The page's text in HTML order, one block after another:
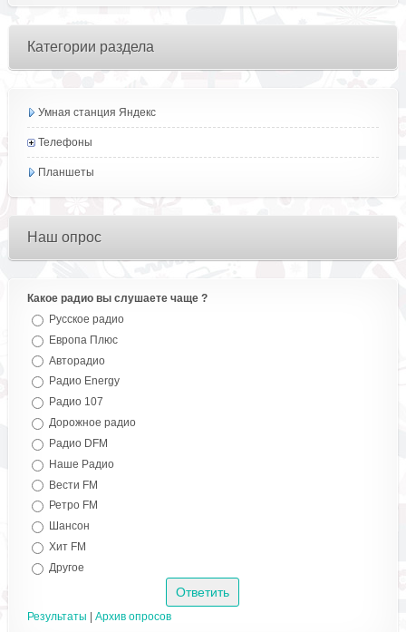
Категории раздела
Умная станция Яндекс
Телефоны
Планшеты
Наш опрос
Какое радио вы слушаете чаще ?
Русское радио
Европа Плюс
Авторадио
Радио Energy
Радио 107
Дорожное радио
Радио DFM
Наше Радио
Вести FM
Ретро FM
Шансон
Хит FM
Другое
Результаты | Архив опросов